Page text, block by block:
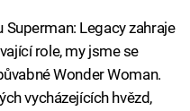
Legacy zahraje
role, my jsme se
Wonder Woman.
vycházejících hvězd,